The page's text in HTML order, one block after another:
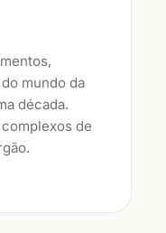
mundo da
década.
de